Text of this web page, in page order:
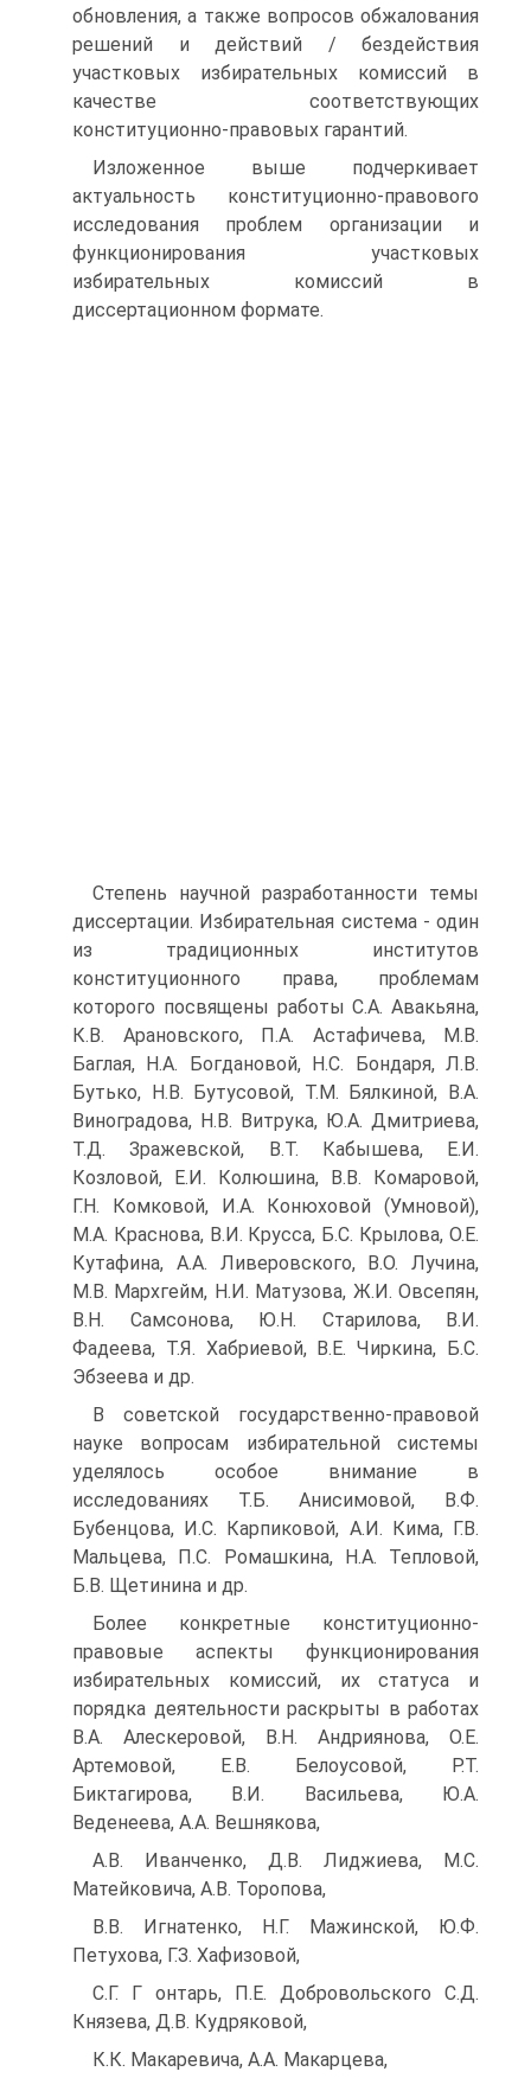
обновления, а также вопросов обжалования
решений и действий / бездействия
участковых избирательных комиссий в
качестве соответствующих
конституционно-правовых гарантий.
Изложенное выше подчеркивает
актуальность конституционно-правового
исследования проблем организации и
функционирования участковых
избирательных комиссий в
диссертационном формате.
Степень научной разработанности темы
диссертации. Избирательная система - один
из традиционных институтов
конституционного права, проблемам
которого посвящены работы С.А. Авакьяна,
К.В. Арановского, П.А. Астафичева, М.В.
Баглая, Н.А. Богдановой, Н.С. Бондаря, Л.В.
Бутько, Н.В. Бутусовой, Т.М. Бялкиной, В.А.
Виноградова, Н.В. Витрука, Ю.А. Дмитриева,
Т.Д. Зражевской, В.Т. Кабышева, Е.И.
Козловой, Е.И. Колюшина, В.В. Комаровой,
Г.Н. Комковой, И.А. Конюховой (Умновой),
М.А. Краснова, В.И. Крусса, Б.С. Крылова, О.Е.
Кутафина, А.А. Ливеровского, В.О. Лучина,
М.В. Мархгейм, Н.И. Матузова, Ж.И. Овсепян,
В.Н. Самсонова, Ю.Н. Старилова, В.И.
Фадеева, Т.Я. Хабриевой, В.Е. Чиркина, Б.С.
Эбзеева и др.
В советской государственно-правовой
науке вопросам избирательной системы
уделялось особое внимание в
исследованиях Т.Б. Анисимовой, В.Ф.
Бубенцова, И.С. Карпиковой, А.И. Кима, Г.В.
Мальцева, П.С. Ромашкина, Н.А. Тепловой,
Б.В. Щетинина и др.
Более конкретные конституционно-
правовые аспекты функционирования
избирательных комиссий, их статуса и
порядка деятельности раскрыты в работах
В.А. Алескеровой, В.Н. Андриянова, О.Е.
Артемовой, Е.В. Белоусовой, Р.Т.
Биктагирова, В.И. Васильева, Ю.А.
Веденеева, А.А. Вешнякова,
А.В. Иванченко, Д.В. Лиджиева, М.С.
Матейковича, А.В. Торопова,
В.В. Игнатенко, Н.Г. Мажинской, Ю.Ф.
Петухова, Г.З. Хафизовой,
С.Г. Г онтарь, П.Е. Добровольского С.Д.
Князева, Д.В. Кудряковой,
К.К. Макаревича, А.А. Макарцева,